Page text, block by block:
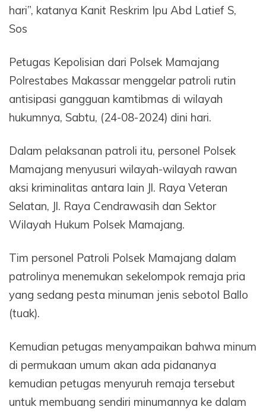
hari”, katanya Kanit Reskrim Ipu Abd Latief S,
Sos
Petugas Kepolisian dari Polsek Mamajang
Polrestabes Makassar menggelar patroli rutin
antisipasi gangguan kamtibmas di wilayah
hukumnya, Sabtu, (24-08-2024) dini hari.
Dalam pelaksanan patroli itu, personel Polsek
Mamajang menyusuri wilayah-wilayah rawan
aksi kriminalitas antara lain Jl. Raya Veteran
Selatan, Jl. Raya Cendrawasih dan Sektor
Wilayah Hukum Polsek Mamajang.
Tim personel Patroli Polsek Mamajang dalam
patrolinya menemukan sekelompok remaja pria
yang sedang pesta minuman jenis sebotol Ballo
(tuak).
Kemudian petugas menyampaikan bahwa minum
di permukaan umum akan ada pidananya
kemudian petugas menyuruh remaja tersebut
untuk membuang sendiri minumannya ke dalam